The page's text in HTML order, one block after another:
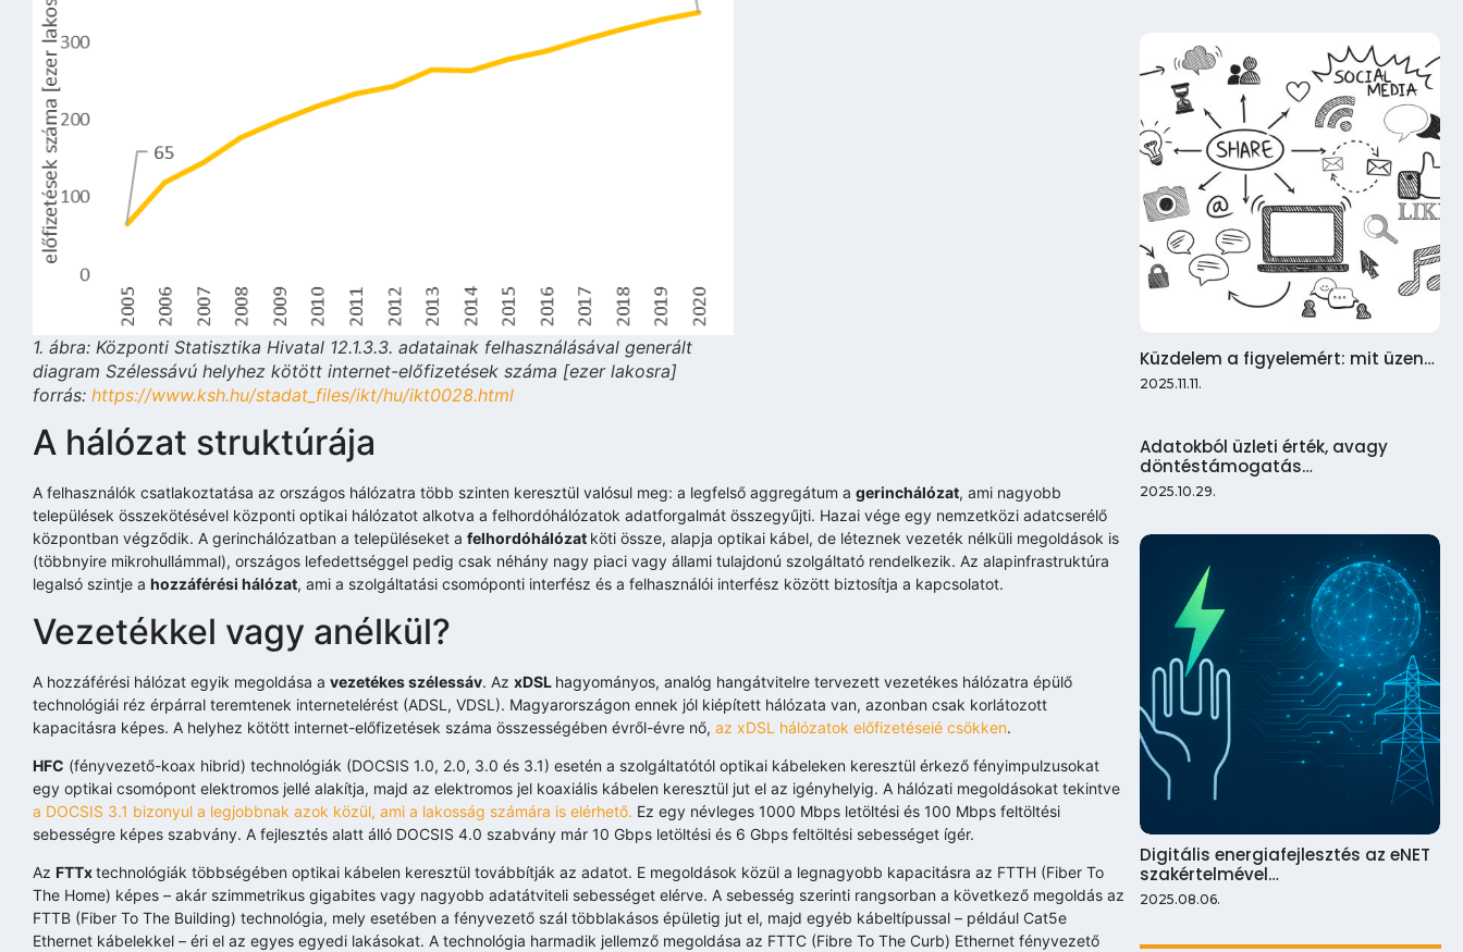
1. ábra: Központi Statisztika Hivatal 12.1.3.3. adatainak felhasználásával generált
diagram Szélessávú helyhez kötött internet-előfizetések száma [ezer lakosra]
forrás: https://www.ksh.hu/stadat_files/ikt/hu/ikt0028.html
A hálózat struktúrája
A felhasználók csatlakoztatása az országos hálózatra több szinten keresztül valósul meg: a legfelső aggregátum a gerinchálózat, ami nagyobb
települések összekötésével központi optikai hálózatot alkotva a felhordóhálózatok adatforgalmát összegyűjti. Hazai vége egy nemzetközi adatcserélő
központban végződik. A gerinchálózatban a településeket a felhordóhálózat köti össze, alapja optikai kábel, de léteznek vezeték nélküli megoldások is
(többnyire mikrohullámmal), országos lefedettséggel pedig csak néhány nagy piaci vagy állami tulajdonú szolgáltató rendelkezik. Az alapinfrastruktúra
legalsó szintje a hozzáférési hálózat, ami a szolgáltatási csomóponti interfész és a felhasználói interfész között biztosítja a kapcsolatot.
Vezetékkel vagy anélkül?
A hozzáférési hálózat egyik megoldása a vezetékes szélessáv. Az xDSL hagyományos, analóg hangátvitelre tervezett vezetékes hálózatra épülő
technológiái réz érpárral teremtenek internetelérést (ADSL, VDSL). Magyarországon ennek jól kiépített hálózata van, azonban csak korlátozott
kapacitásra képes. A helyhez kötött internet-előfizetések száma összességében évről-évre nő, az xDSL hálózatok előfizetéseié csökken.
HFC (fényvezető-koax hibrid) technológiák (DOCSIS 1.0, 2.0, 3.0 és 3.1) esetén a szolgáltatótól optikai kábeleken keresztül érkező fényimpulzusokat
egy optikai csomópont elektromos jellé alakítja, majd az elektromos jel koaxiális kábelen keresztül jut el az igényhelyig. A hálózati megoldásokat tekintve
a DOCSIS 3.1 bizonyul a legjobbnak azok közül, ami a lakosság számára is elérhető. Ez egy névleges 1000 Mbps letöltési és 100 Mbps feltöltési
sebességre képes szabvány. A fejlesztés alatt álló DOCSIS 4.0 szabvány már 10 Gbps letöltési és 6 Gbps feltöltési sebességet ígér.
Az FTTxtechnológiák többségében optikai kábelen keresztül továbbítják az adatot. E megoldások közül a legnagyobb kapacitásra az FTTH (Fiber To
The Home) képes – akár szimmetrikus gigabites vagy nagyobb adatátviteli sebességet elérve. A sebesség szerinti rangsorban a következő megoldás az
FTTB (Fiber To The Building) technológia, mely esetében a fényvezető szál többlakásos épületig jut el, majd egyéb kábeltípussal – például Cat5e
Ethernet kábelekkel – éri el az egyes egyedi lakásokat. A technológia harmadik jellemző megoldása az FTTC (Fibre To The Curb) Ethernet fényvezető
Küzdelem a figyelemért: mit üzen…
2025.11.11.
Adatokból üzleti érték, avagy
döntéstámogatás…
2025.10.29.
Digitális energiafejlesztés az eNET
szakértelmével…
2025.08.06.